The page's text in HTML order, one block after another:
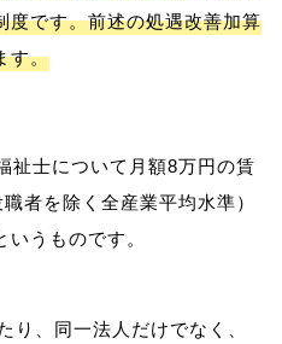
度です。前述の処遇改善加算
す。
祉士について月額8万円の賃
者を除く全産業平均水準）
り、同一法人だけでなく、